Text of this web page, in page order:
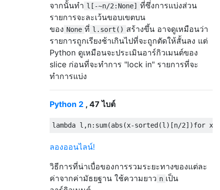
จากนั้นทำ l[-~n/2:None] ที่ซึ่งการแบ่งส่วน
รายการจะละเว้นขอบเขตบน
ของ None ที่ l.sort() สร้างขึ้น อาจดูเหมือนว่า
รายการถูกเรียงช้าเกินไปที่จะถูกตัดให้สั้นลง แต่
Python ดูเหมือนจะประเมินอาร์กิวเมนต์ของ
slice ก่อนที่จะทำการ "lock in" รายการที่จะ
ทำการแบ่ง
Python 2 , 47 ไบต์
lambda l ,n: sum(abs (x-sorted (l )[n/2])for x
ลองออนไลน์!
วิธีการที่น่าเบื่อของการรวมระยะทางของแต่ละ
ค่าจากค่ามัธยฐาน ใช้ความยาว n เป็น